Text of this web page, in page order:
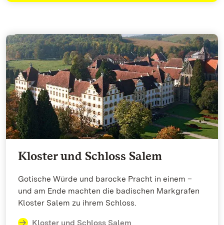
Kloster und Schloss Salem
Gotische Würde und barocke Pracht in einem –
und am Ende machten die badischen Markgrafen
Kloster Salem zu ihrem Schloss.
Kloster und Schloss Salem